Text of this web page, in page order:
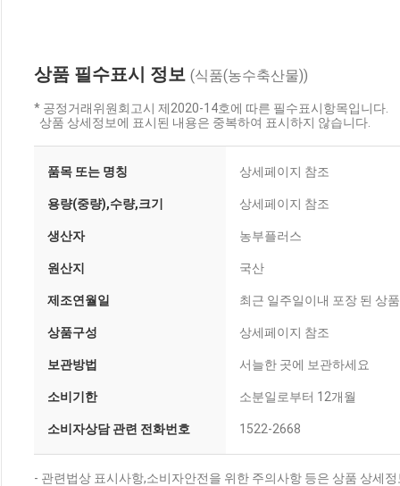
상품 필수표시 정보 (식품(농수축산물))
* 공정거래위원회고시 제2020-14호에 따른 필수표시항목입니다.
상품 상세정보에 표시된 내용은 중복하여 표시하지 않습니다.
품목 또는 명칭 상세페이지 참조
용량(중량),수량,크기 상세페이지 참조
생산자 농부플러스
원산지 국산
제조연월일 최근 일주일이내 포장 된 상
상품구성 상세페이지 참조
보관방법 서늘한 곳에 보관하세요
소비기한 소분일로부터 12개월
소비자상담 관련 전화번호 1522-2668
- 관련법상 표시사항,소비자안전을 위한 주의사항 등은 상품 상세